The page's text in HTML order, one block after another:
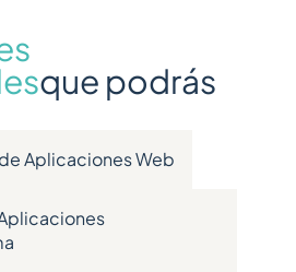
que podrás
Aplicaciones Web